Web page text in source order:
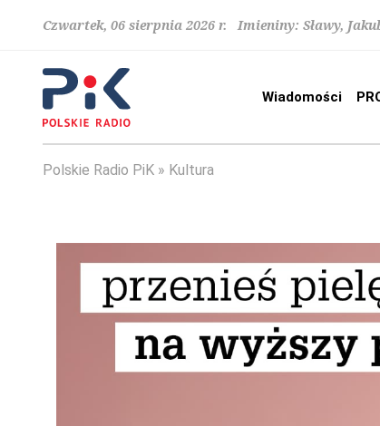
Czwartek, 06 sierpnia 2026 r. Imieniny: Sławy,
Wiadomości
Polskie Radio PiK Kultura